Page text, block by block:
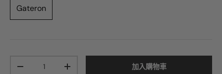
Gateron
+ 加入購物車